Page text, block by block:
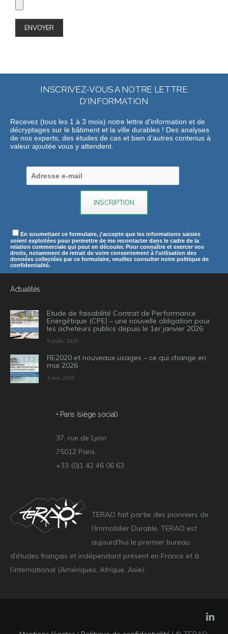
INSCRIVEZ-VOUS A NOTRE LETTRE
D'INFORMATION
Recevez (tous les 1 à 3 mois) notre lettre d'information et de
décryptages sur le bâtiment et la ville durables ! Des analyses
de nos experts, des études de cas et bien d’autres contenus à
valeur ajoutée vous y attendent.
En soumettant ce formulaire, j'accepte que les informations saisies
soient exploitées pour permettre de me recontacter dans le cadre de la
relation commerciale qui peut en découler. Pour connaître et exercer vos
droits, notamment de retrait de votre consentement à l'utilisation des
données collectées par ce formulaire, veuillez consulter notre politique de
confidentialité.
Actualités
Etude de faisabilité Contrat de Performance
Energétique (CPE) – une nouvelle obligation pour
les acheteurs publics depuis le 1er janvier 2026
9 juillet 2026
RE2020 et nouveaux usages – ce qui change en
mai 2026
4 juin 2026
• Paris (siège social)
37, rue de Lyon
75012 Paris
+33 (0)1 42 46 06 63
TERAO fait partie des pionniers de
l’Immobilier Durable. TERAO est
aujourd'hui le premier bureau
d’études français et indépendant présent en France et à
l’international (Amériques, Afrique, Asie).